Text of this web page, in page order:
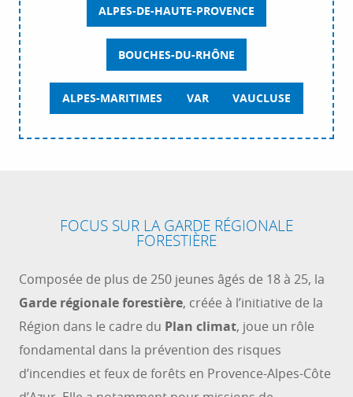
ALPES-DE-HAUTE-PROVENCE
BOUCHES-DU-RHÔNE
ALPES-MARITIMES VAR VAUCLUSE
FOCUS SUR LA GARDE RÉGIONALE
FORESTIÈRE
Composée de plus de 250 jeunes âgés de 18 à 25, la
Garde régionale forestière, créée à l’initiative de la
Région dans le cadre du Plan climat, joue un rôle
fondamental dans la prévention des risques
d’incendies et feux de forêts en Provence-Alpes-Côte